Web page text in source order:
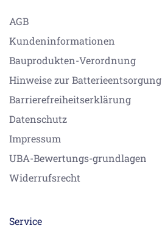
AGB
Kundeninformationen
Bauprodukten-Verordnung
Hinweise zur Batterieentsorgung
Barrierefreiheitserklärung
Datenschutz
Impressum
UBA-Bewertungs-grundlagen
Widerrufsrecht
Service